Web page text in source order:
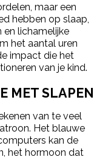
maar een
hebben op slaap,
en lichamelijke
het aantal uren
impact die het
van je kind.
MET SLAPEN
van te veel
Het blauwe
kan de
het hormoon dat